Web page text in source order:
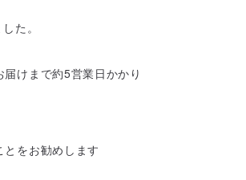
た。
けまで約5営業日かかり
をお勧めします